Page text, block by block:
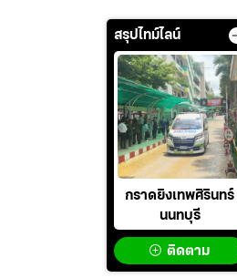
สรุปไทม์ไลน์
กราดยิงเทพศิรินทร์
นนทบุรี
ติดตาม